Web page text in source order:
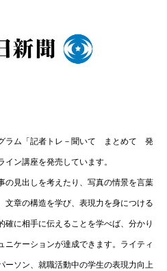
ラム「記者トレ－聞いて まとめて 発
ン講座を発売しています。
見出しを考えたり、写真の情景を言葉
文章の構造を学び、表現力を身につける
確に相手に伝えることを学べば、分かり
ニケーションが達成できます。ライティ
ーソン、就職活動中の学生の表現力向上